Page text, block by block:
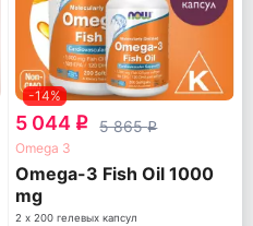
-14%
5 044 q 5 865q
Omega 3
Omega-3 Fish Oil 1000
mg
2 х 200 гелевых капсул